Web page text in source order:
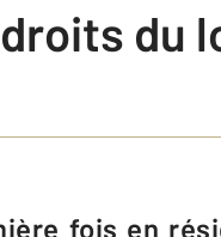
du